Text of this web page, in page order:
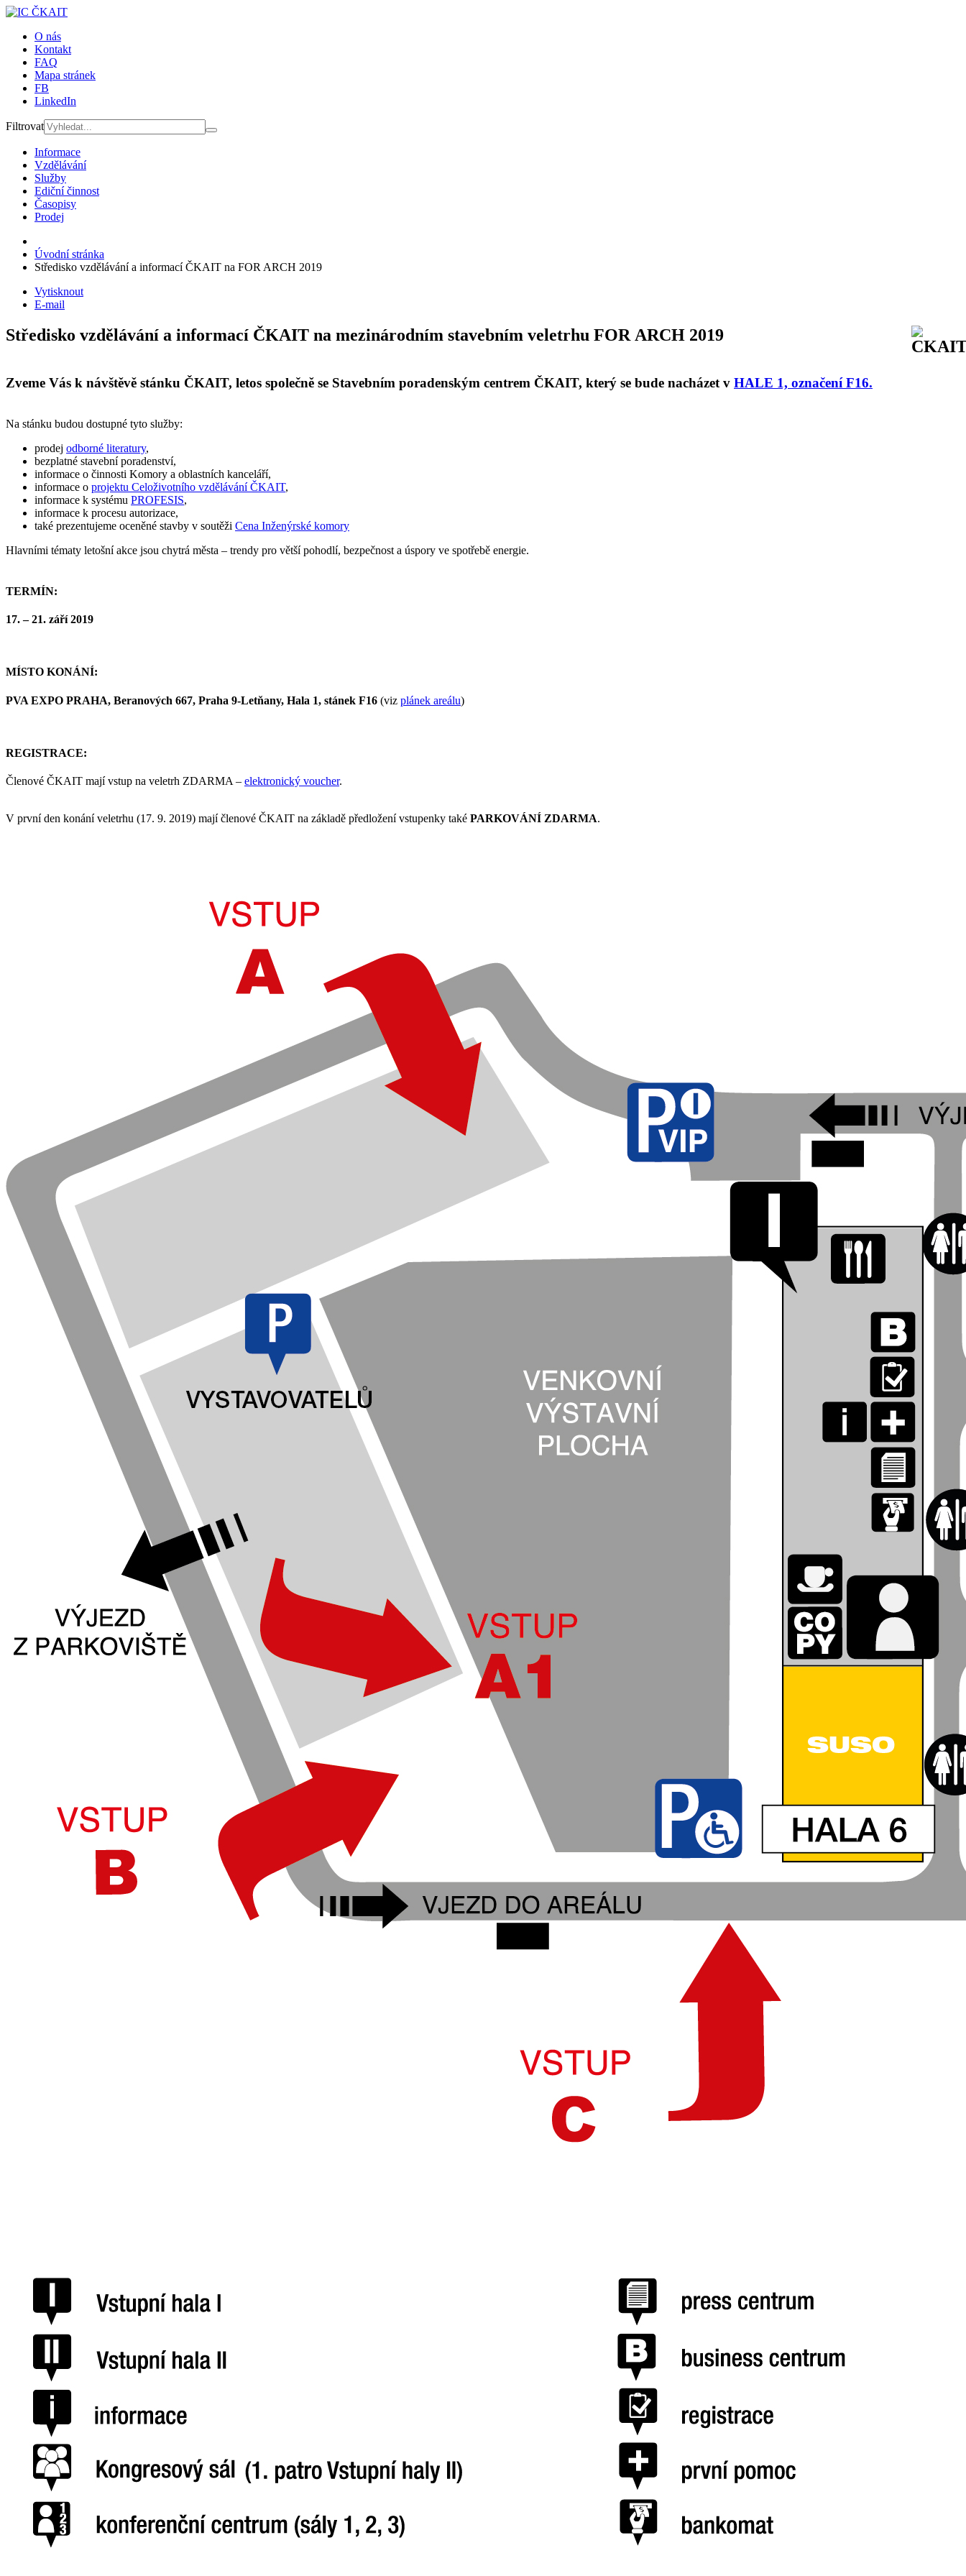
O nás
Kontakt
FAQ
Mapa stránek
FB
LinkedIn
Filtrovat
Informace
Vzdělávání
Služby
Ediční činnost
Časopisy
Prodej
Úvodní stránka
Středisko vzdělávání a informací ČKAIT na FOR ARCH 2019
Vytisknout
E-mail
Středisko vzdělávání a informací ČKAIT na mezinárodním stavebním veletrhu FOR ARCH 2019
Zveme Vás k návštěvě stánku ČKAIT, letos společně se Stavebním poradenským centrem ČKAIT, který se bude nacházet v HALE 1, označení F16.
Na stánku budou dostupné tyto služby:
prodej odborné literatury,
bezplatné stavební poradenství,
informace o činnosti Komory a oblastních kanceláří,
informace o projektu Celoživotního vzdělávání ČKAIT,
informace k systému PROFESIS,
informace k procesu autorizace,
také prezentujeme oceněné stavby v soutěži Cena Inženýrské komory
Hlavními tématy letošní akce jsou chytrá města – trendy pro větší pohodlí, bezpečnost a úspory ve spotřebě energie.
TERMÍN:
17. – 21. září 2019
MÍSTO KONÁNÍ:
PVA EXPO PRAHA, Beranových 667, Praha 9-Letňany, Hala 1, stánek F16 (viz plánek areálu)
REGISTRACE:
Členové ČKAIT mají vstup na veletrh ZDARMA – elektronický voucher.
V první den konání veletrhu (17. 9. 2019) mají členové ČKAIT na základě předložení vstupenky také PARKOVÁNÍ ZDARMA.